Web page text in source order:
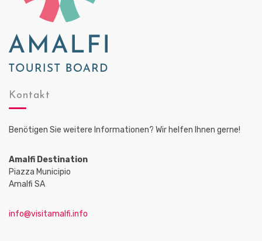
Kontakt
Benötigen Sie weitere Informationen? Wir helfen Ihnen gerne!
Amalfi Destination
Piazza Municipio
Amalfi SA
info@visitamalfi.info